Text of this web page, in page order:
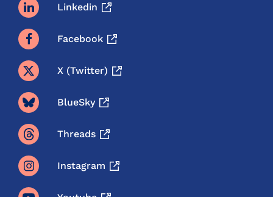
Linkedin
Facebook
X (twitter)
BlueSky
Threads
Instagram